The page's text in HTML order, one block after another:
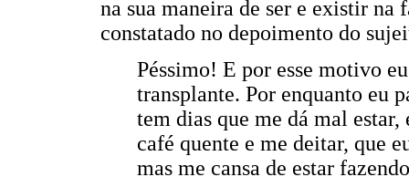
na sua maneira de ser e existir na
constatado no depoimento do
Péssimo! E por esse motivo
transplante. Por enquanto eu
tem dias que me dá mal
café quente e me deitar, que
mas me cansa de estar